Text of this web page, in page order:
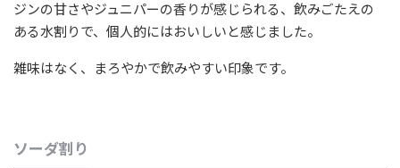
ジンの甘さやジュニパーの香りが感じられる、飲みごたえの
ある水割りで、個人的にはおいしいと感じました。
雑味はなく、まろやかで飲みやすい印象です。
ソーダ割り